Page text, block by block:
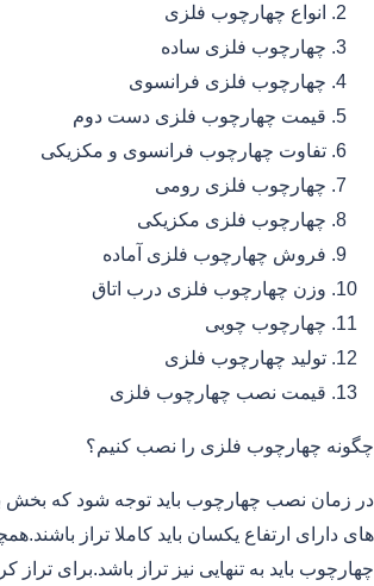
انواع چهارچوب فلزی
چهارچوب فلزی ساده
چهارچوب فلزی فرانسوی
قیمت چهارچوب فلزی دست دوم
تفاوت چهارچوب فرانسوی و مکزیکی
چهارچوب فلزی رومی
چهارچوب فلزی مکزیکی
فروش چهارچوب فلزی آماده
وزن چهارچوب فلزی درب اتاق
چهارچوب چوبی
تولید چهارچوب فلزی
قیمت نصب چهارچوب فلزی
چگونه چهارچوب فلزی را نصب کنیم؟
در زمان نصب چهارچوب باید توجه شود که بخش
های دارای ارتفاع یکسان باید کاملا تراز
چهارچوب باید به تنهایی نیز تراز باشد.برای تراز